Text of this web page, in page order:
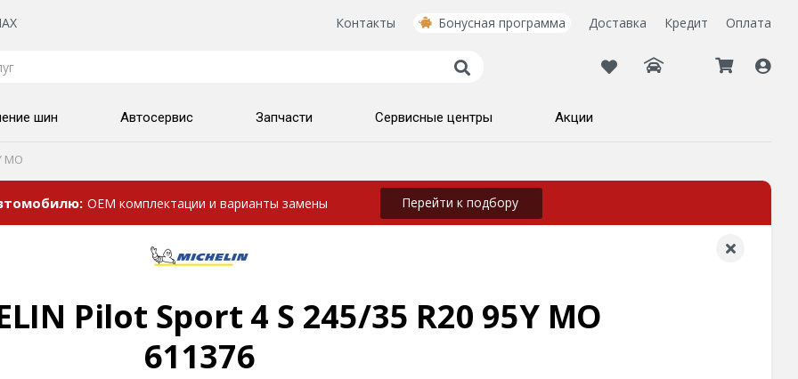
Контакты Бонусная программа Доставка Кредит Оплата
шин Автосервис Запчасти Сервисные центры Акции
MO
OEM комплектации и варианты замены Перейти к подбору
Pilot Sport 4 S 245/35 R20 95Y MO
611376